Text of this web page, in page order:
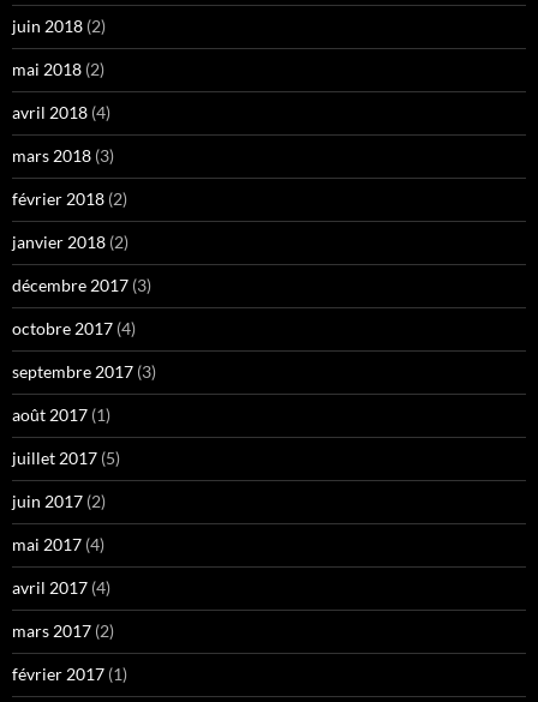
juin 2018 (2)
mai 2018 (2)
avril 2018 (4)
mars 2018 (3)
février 2018 (2)
janvier 2018 (2)
décembre 2017 (3)
octobre 2017 (4)
septembre 2017 (3)
août 2017 (1)
juillet 2017 (5)
juin 2017 (2)
mai 2017 (4)
avril 2017 (4)
mars 2017 (2)
février 2017 (1)